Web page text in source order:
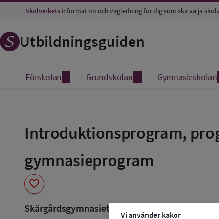
Vi använder kakor
Skolverkets information och vägledning för dig som ska välja
Utbildningsguiden
Förskolan Grundskolan Gymnasieskolan
Introduktionsprogram,
gymnasieprogram
favorite
favorit
Skärgårdsgymnasiet Norrtälje